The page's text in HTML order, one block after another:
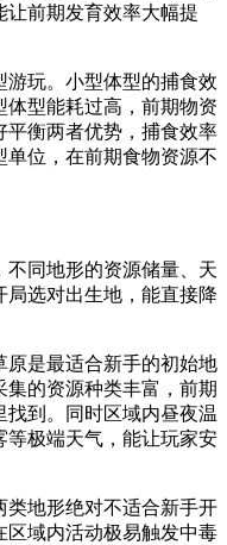
让前期发育效率大幅提
游玩。小型体型的捕食效
型能耗过高，前期物资
平衡两者优势，捕食效率
位，在前期食物资源不
同地形的资源储量、天
选对出生地，能直接降
原是最适合新手的初始地
的资源种类丰富，前期
到。同时区域内昼夜温
等极端天气，能让玩家安
类地形绝对不适合新手开
区域内活动极易触发中毒